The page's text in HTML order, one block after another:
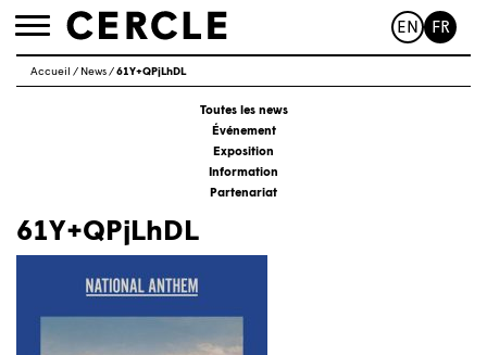
Toggle
EN FR
Accueil / News/61Y+QPjLhDL
Toutes les news
Événement
Exposition
Information
Partenariat
61Y+QPjLhDL